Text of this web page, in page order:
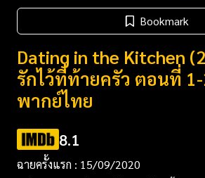
Bookmark
Dating in the Kitchen
รักไว้ที่ท้ายครัว ตอนที่
พากย์ไทย
8.1
ฉายครั้งแรก : 15/09/2020